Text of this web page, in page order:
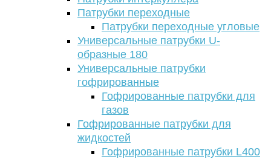
Патрубки переходные
Патрубки переходные угловые
Универсальные патрубки U-
образные 180
Универсальные патрубки
гофрированные
Гофрированные патрубки для
газов
Гофрированные патрубки для
жидкостей
Гофрированные патрубки L400